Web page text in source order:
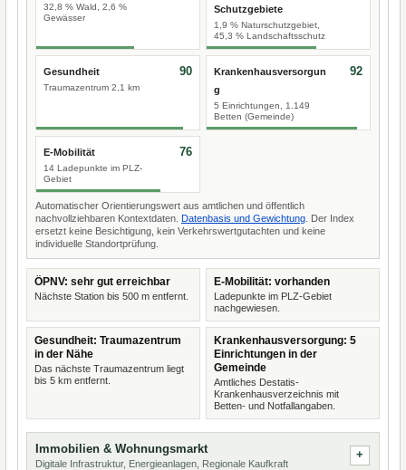
32,8 % Wald, 2,6 %
Gewässer
Schutzgebiete
1,9 % Naturschutzgebiet,
45,3 % Landschaftsschutz
Gesundheit
Traumazentrum 2,1 km
90
Krankenhausversorgun
g
5 Einrichtungen, 1.149
Betten (Gemeinde)
92
E-Mobilität
14 Ladepunkte im PLZ-
Gebiet
76
Automatischer Orientierungswert aus amtlichen und öffentlich
nachvollziehbaren Kontextdaten. Datenbasis und Gewichtung . Der Index
ersetzt keine Besichtigung, kein Verkehrswertgutachten und keine
individuelle Standortprüfung.
ÖPNV: sehr gut erreichbar
Nächste Station bis 500 m entfernt.
E-Mobilität: vorhanden
Ladepunkte im PLZ-Gebiet
nachgewiesen.
Gesundheit: Traumazentrum
in der Nähe
Das nächste Traumazentrum liegt
bis 5 km entfernt.
Krankenhausversorgung: 5
Einrichtungen in der
Gemeinde
Amtliches Destatis-
Krankenhausverzeichnis mit
Betten- und Notfallangaben.
Immobilien & Wohnungsmarkt
Digitale Infrastruktur, Energieanlagen, Regionale Kaufkraft